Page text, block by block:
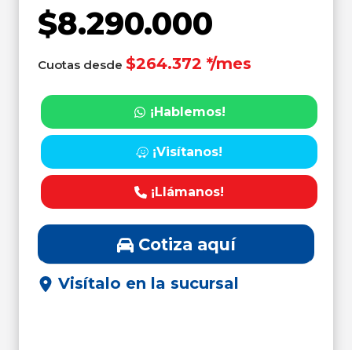
$8.290.000
Cuotas desde $264.372 */mes
¡Hablemos!
¡Visítanos!
¡Llámanos!
Cotiza aquí
Visítalo en la sucursal